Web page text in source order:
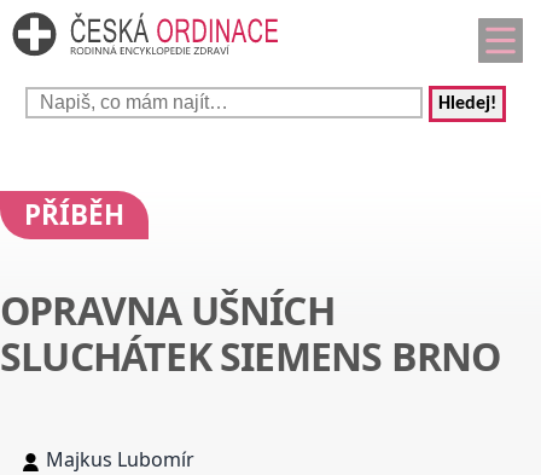
Hledej!
PŘÍBĚH
OPRAVNA UŠNÍCH
SLUCHÁTEK SIEMENS BRNO
Majkus Lubomír